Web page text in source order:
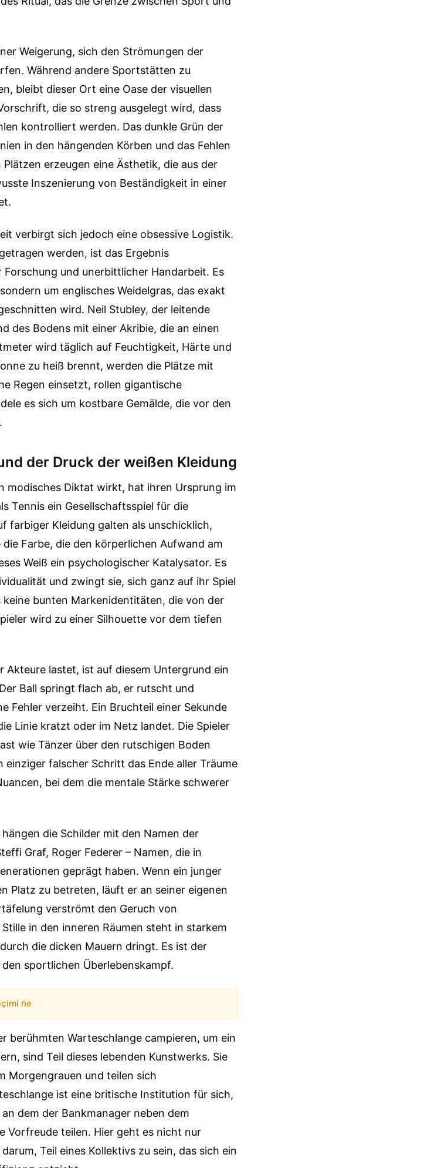
Weigerung, sich den Strömungen der
Während andere Sportstätten zu
bleibt dieser Ort eine Oase der visuellen
die so streng ausgelegt wird, dass
kontrolliert werden. Das dunkle Grün der
in den hängenden Körben und das Fehlen
erzeugen eine Ästhetik, die aus der
Inszenierung von Beständigkeit in einer
verbirgt sich jedoch eine obsessive Logistik.
werden, ist das Ergebnis
und unerbittlicher Handarbeit. Es
um englisches Weidelgras, das exakt
wird. Neil Stubley, der leitende
des Bodens mit einer Akribie, die an einen
wird täglich auf Feuchtigkeit, Härte und
zu heiß brennt, werden die Plätze mit
Regen einsetzt, rollen gigantische
es sich um kostbare Gemälde, die vor den
der Druck der weißen Kleidung
modisches Diktat wirkt, hat ihren Ursprung im
Tennis ein Gesellschaftsspiel für die
farbiger Kleidung galten als unschicklich,
Farbe, die den körperlichen Aufwand am
Weiß ein psychologischer Katalysator. Es
und zwingt sie, sich ganz auf ihr Spiel
bunten Markenidentitäten, die von der
wird zu einer Silhouette vor dem tiefen
Akteure lastet, ist auf diesem Untergrund ein
Ball springt flach ab, er rutscht und
Fehler verzeiht. Ein Bruchteil einer Sekunde
Linie kratzt oder im Netz landet. Die Spieler
wie Tänzer über den rutschigen Boden
einziger falscher Schritt das Ende aller Träume
bei dem die mentale Stärke schwerer
die Schilder mit den Namen der
Graf, Roger Federer – Namen, die in
geprägt haben. Wenn ein junger
Platz zu betreten, läuft er an seiner eigenen
verströmt den Geruch von
in den inneren Räumen steht in starkem
die dicken Mauern dringt. Es ist der
sportlichen Überlebenskampf.
ne
berühmten Warteschlange campieren, um ein
sind Teil dieses lebenden Kunstwerks. Sie
Morgengrauen und teilen sich
ist eine britische Institution für sich,
dem der Bankmanager neben dem
Vorfreude teilen. Hier geht es nicht nur
Teil eines Kollektivs zu sein, das sich ein